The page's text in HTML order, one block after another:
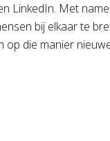
LinkedIn. Met
bij elkaar te
die manier